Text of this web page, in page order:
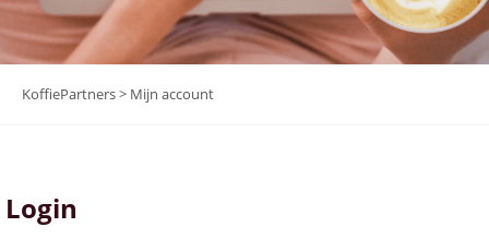
KoffiePartners> Mijn account
Login